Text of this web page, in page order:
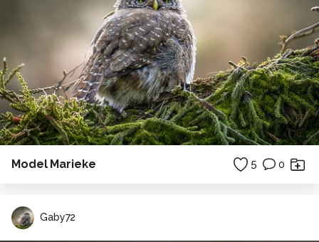
Model Marieke 5 0
Gaby72